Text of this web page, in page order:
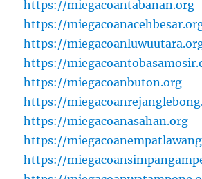
https://miegacoantabanan.org
https://
https://
https://
https://miegacoanbuton.org
https://
https://miegacoanasahan.org
https://
https://